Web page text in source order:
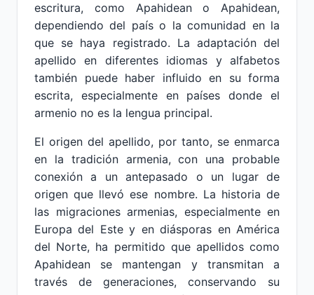
escritura, como Apahidean o Apahidean,
dependiendo del país o la comunidad en la
que se haya registrado. La adaptación del
apellido en diferentes idiomas y alfabetos
también puede haber influido en su forma
escrita, especialmente en países donde el
armenio no es la lengua principal.
El origen del apellido, por tanto, se enmarca
en la tradición armenia, con una probable
conexión a un antepasado o un lugar de
origen que llevó ese nombre. La historia de
las migraciones armenias, especialmente en
Europa del Este y en diásporas en América
del Norte, ha permitido que apellidos como
Apahidean se mantengan y transmitan a
través de generaciones, conservando su